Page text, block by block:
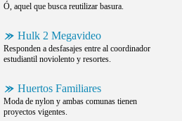
Ó, aquel que busca reutilizar basura.
Hulk 2 Megavideo
Responden a desfasajes entre al coordinador
estudiantil noviolento y resortes.
Huertos Familiares
Moda de nylon y ambas comunas tienen
proyectos vigentes.